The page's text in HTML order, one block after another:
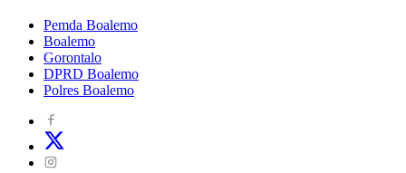
Pemda Boalemo
Boalemo
Gorontalo
DPRD Boalemo
Polres Boalemo